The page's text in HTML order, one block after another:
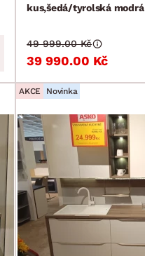
kus,šedá/tyrolská modrá
39 990.00 Kč
49 999.00 Kč
AKCE Novinka